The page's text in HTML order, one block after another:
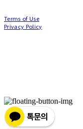
Terms of Use
Privacy Policy